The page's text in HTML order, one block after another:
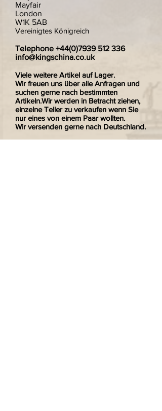
Mayfair
London
W1K 5AB
Vereinigtes Königreich
Telephone +44(0)7939 512 336
info@kingschina.co.uk
Viele weitere Artikel auf Lager.
Wir freuen uns über alle Anfragen und
suchen gerne nach bestimmten
Artikeln.Wir werden in Betracht ziehen,
einzelne Teller zu verkaufen wenn Sie
nur eines von einem Paar wollten.
Wir versenden gerne nach Deutschland.